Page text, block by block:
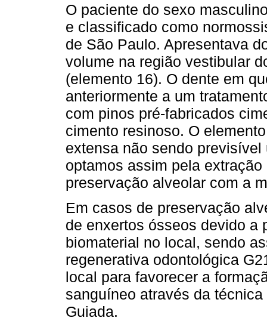
O paciente do sexo
e classificado como
de São Paulo. Apresentava
volume na região vestibular
(elemento 16). O dente em
anteriormente a um
com pinos pré-fabricados
cimento resinoso. O
extensa não sendo
optamos assim pela
preservação alveolar com a
Em casos de preservação
de enxertos ósseos devido a
biomaterial no local, sendo
regenerativa odontológica
local para favorecer a
sanguíneo através da
Guiada.